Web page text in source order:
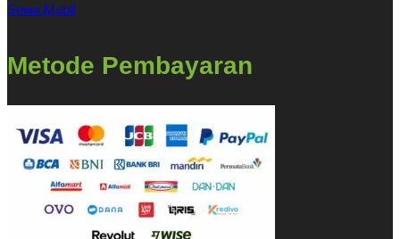
Sewa Mobil
Metode Pembayaran